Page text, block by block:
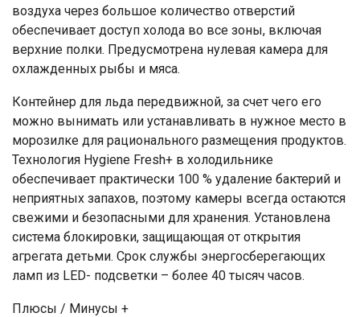
воздуха через большое количество отверстий
обеспечивает доступ холода во все зоны, включая
верхние полки. Предусмотрена нулевая камера для
охлажденных рыбы и мяса.
Контейнер для льда передвижной, за счет чего его
можно вынимать или устанавливать в нужное место в
морозилке для рационального размещения продуктов.
Технология Hygiene Fresh+ в холодильнике
обеспечивает практически 100 % удаление бактерий и
неприятных запахов, поэтому камеры всегда остаются
свежими и безопасными для хранения. Установлена
система блокировки, защищающая от открытия
агрегата детьми. Срок службы энергосберегающих
ламп из LED- подсветки – более 40 тысяч часов.
Плюсы / Минусы +